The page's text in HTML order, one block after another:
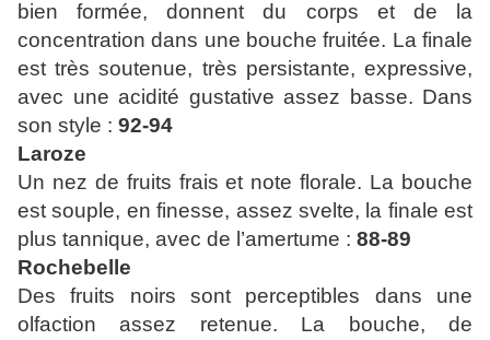
bien formée, donnent du corps et de la
concentration dans une bouche fruitée. La finale
est très soutenue, très persistante, expressive,
avec une acidité gustative assez basse. Dans
son style : 92-94
Laroze
Un nez de fruits frais et note florale. La bouche
est souple, en finesse, assez svelte, la finale est
plus tannique, avec de l’amertume : 88-89
Rochebelle
Des fruits noirs sont perceptibles dans une
olfaction assez retenue. La bouche, de